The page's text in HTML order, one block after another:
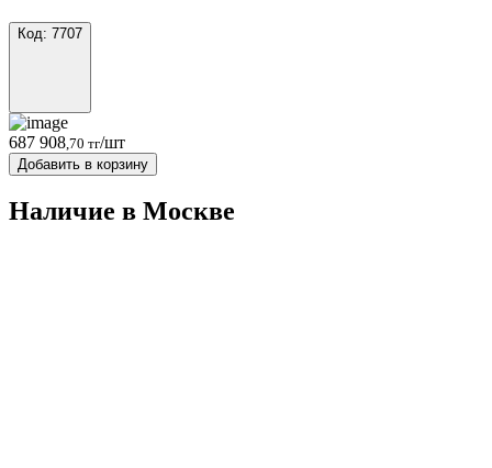
Код: 7707
687 908 ,70 тг/шт
Добавить в корзину
Наличие в Москвe